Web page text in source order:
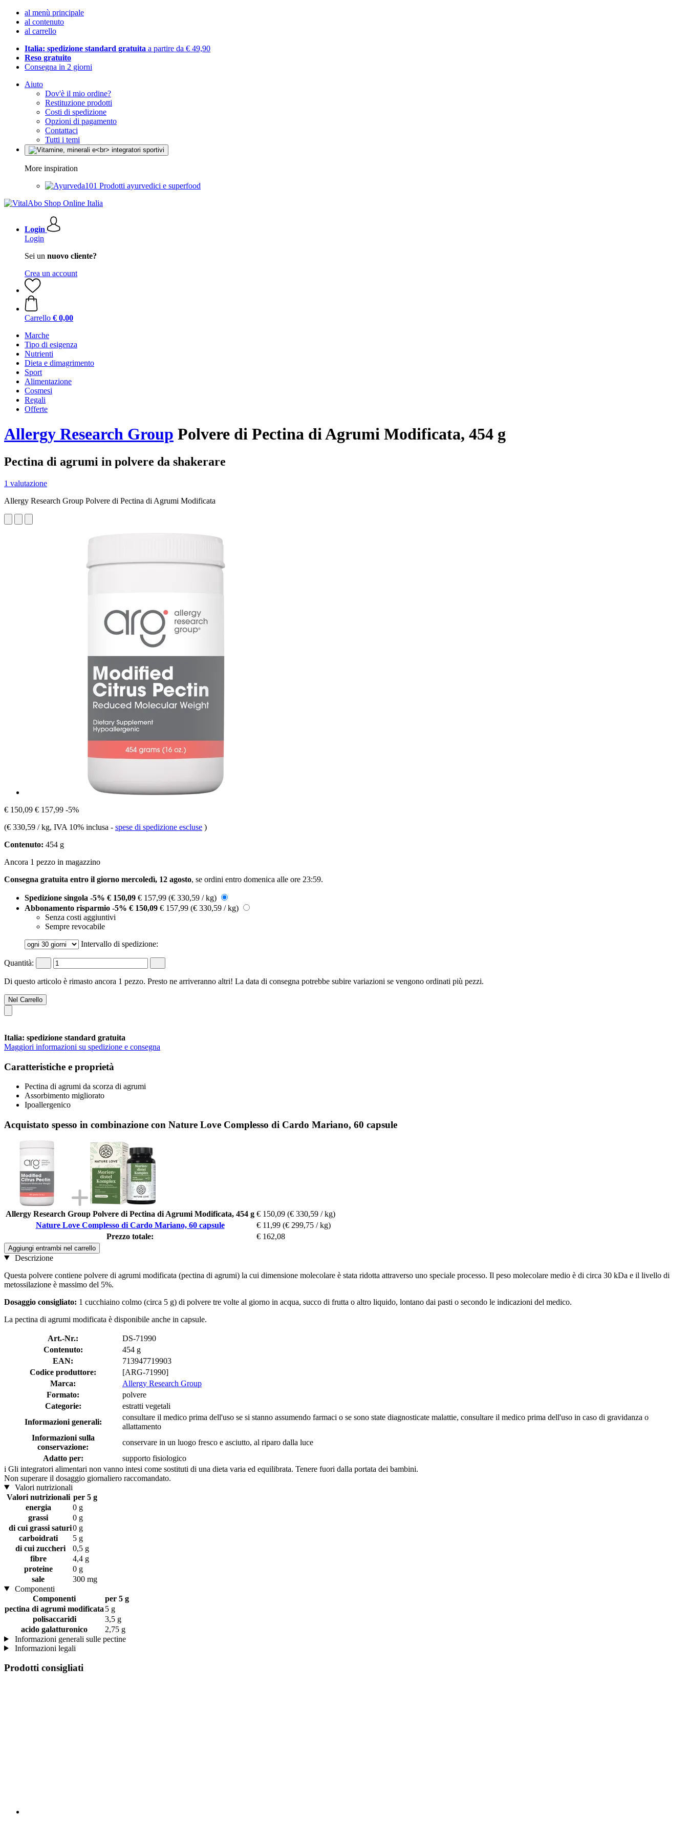
al menù principale
al contenuto
al carrello
Italia: spedizione standard gratuita a partire da € 49,90
Reso gratuito
Consegna in 2 giorni
Aiuto
Dov'è il mio ordine?
Restituzione prodotti
Costi di spedizione
Opzioni di pagamento
Contattaci
Tutti i temi
More inspiration
Prodotti ayurvedici e superfood
Login
Login
Sei un nuovo cliente?
Crea un account
Carrello € 0,00
Marche
Tipo di esigenza
Nutrienti
Dieta e dimagrimento
Sport
Alimentazione
Cosmesi
Regali
Offerte
Allergy Research Group Polvere di Pectina di Agrumi Modificata, 454 g
Pectina di agrumi in polvere da shakerare
1 valutazione
Allergy Research Group Polvere di Pectina di Agrumi Modificata
€ 150,09 € 157,99 -5%
(€ 330,59 / kg, IVA 10% inclusa - spese di spedizione escluse )
Contenuto: 454 g
Ancora 1 pezzo in magazzino
Consegna gratuita entro il giorno mercoledì, 12 agosto, se ordini entro domenica alle ore 23:59.
Spedizione singola -5% € 150,09 € 157,99 (€ 330,59 / kg)
Abbonamento risparmio -5% € 150,09 € 157,99 (€ 330,59 / kg)
Senza costi aggiuntivi
Sempre revocabile
Intervallo di spedizione:
Quantità:
Di questo articolo è rimasto ancora 1 pezzo. Presto ne arriveranno altri! La data di consegna potrebbe subire variazioni se vengono ordinati più pezzi.
Nel Carrello
Italia: spedizione standard gratuita
Maggiori informazioni su spedizione e consegna
Caratteristiche e proprietà
Pectina di agrumi da scorza di agrumi
Assorbimento migliorato
Ipoallergenico
Acquistato spesso in combinazione con Nature Love Complesso di Cardo Mariano, 60 capsule
Allergy Research Group Polvere di Pectina di Agrumi Modificata, 454 g € 150,09 (€ 330,59 / kg)
Nature Love Complesso di Cardo Mariano, 60 capsule
€ 11,99 (€ 299,75 / kg)
Prezzo totale:
€ 162,08
Aggiungi entrambi nel carrello
Descrizione
Questa polvere contiene polvere di agrumi modificata (pectina di agrumi) la cui dimensione molecolare è stata ridotta attraverso uno speciale processo. Il peso molecolare medio è di circa 30 kDa e il livello di
metossilazione è massimo del 5%.
Dosaggio consigliato: 1 cucchiaino colmo (circa 5 g) di polvere tre volte al giorno in acqua, succo di frutta o altro liquido, lontano dai pasti o secondo le indicazioni del medico.
La pectina di agrumi modificata è disponibile anche in capsule.
Art.-Nr.:
DS-71990
Contenuto:
454 g
EAN:
713947719903
Codice produttore:
[ARG-71990]
Marca:
Allergy Research Group
Formato:
polvere
Categorie:
estratti vegetali
Informazioni generali:
consultare il medico prima dell'uso se si stanno assumendo farmaci o se sono state diagnosticate malattie, consultare il medico prima dell'uso in caso di gravidanza o
allattamento
Informazioni sulla
conservazione:
conservare in un luogo fresco e asciutto, al riparo dalla luce
Adatto per:
supporto fisiologico
i Gli integratori alimentari non vanno intesi come sostituti di una dieta varia ed equilibrata. Tenere fuori dalla portata dei bambini.
Non superare il dosaggio giornaliero raccomandato.
Valori nutrizionali
Valori nutrizionali per 5 g
energia
0 g
grassi
0 g
di cui grassi saturi0 g
carboidrati
5 g
di cui zuccheri
0,5 g
fibre
4,4 g
proteine
0 g
sale
300 mg
Componenti
Componenti
per 5 g
pectina di agrumi modificata 5 g
polisaccaridi
3,5 g
acido galatturonico
2,75 g
Informazioni generali sulle pectine
Informazioni legali
Prodotti consigliati